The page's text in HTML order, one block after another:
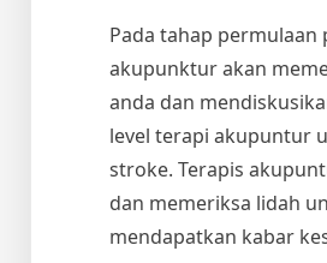
Pada tahap permulaan
akupunktur akan
anda dan
level terapi akupuntur
stroke. Terapis
dan memeriksa lidah
mendapatkan kabar